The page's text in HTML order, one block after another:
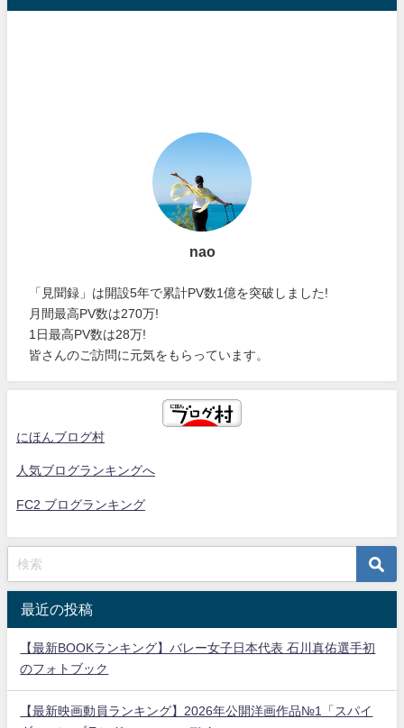
nao
「見聞録」は開設5年で累計PV数1億を突破しました!
月間最高PV数は270万!
1日最高PV数は28万!
皆さんのご訪問に元気をもらっています。
にほんブログ村
人気ブログランキングへ
FC2 ブログランキング
最近の投稿
【最新BOOKランキング】バレー女子日本代表 石川真佑選手初
のフォトブック
【最新映画動員ランキング】2026年公開洋画作品№1「スパイ